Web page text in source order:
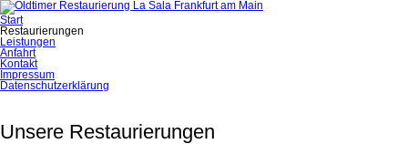
Navigation
überspringen
Start
Restaurierungen
Leistungen
Anfahrt
Kontakt
Impressum
Datenschutzerklärung
Unsere Restaurierungen